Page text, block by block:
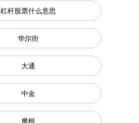
杠杆股票什么意思
华尔街
大通
中金
摩根